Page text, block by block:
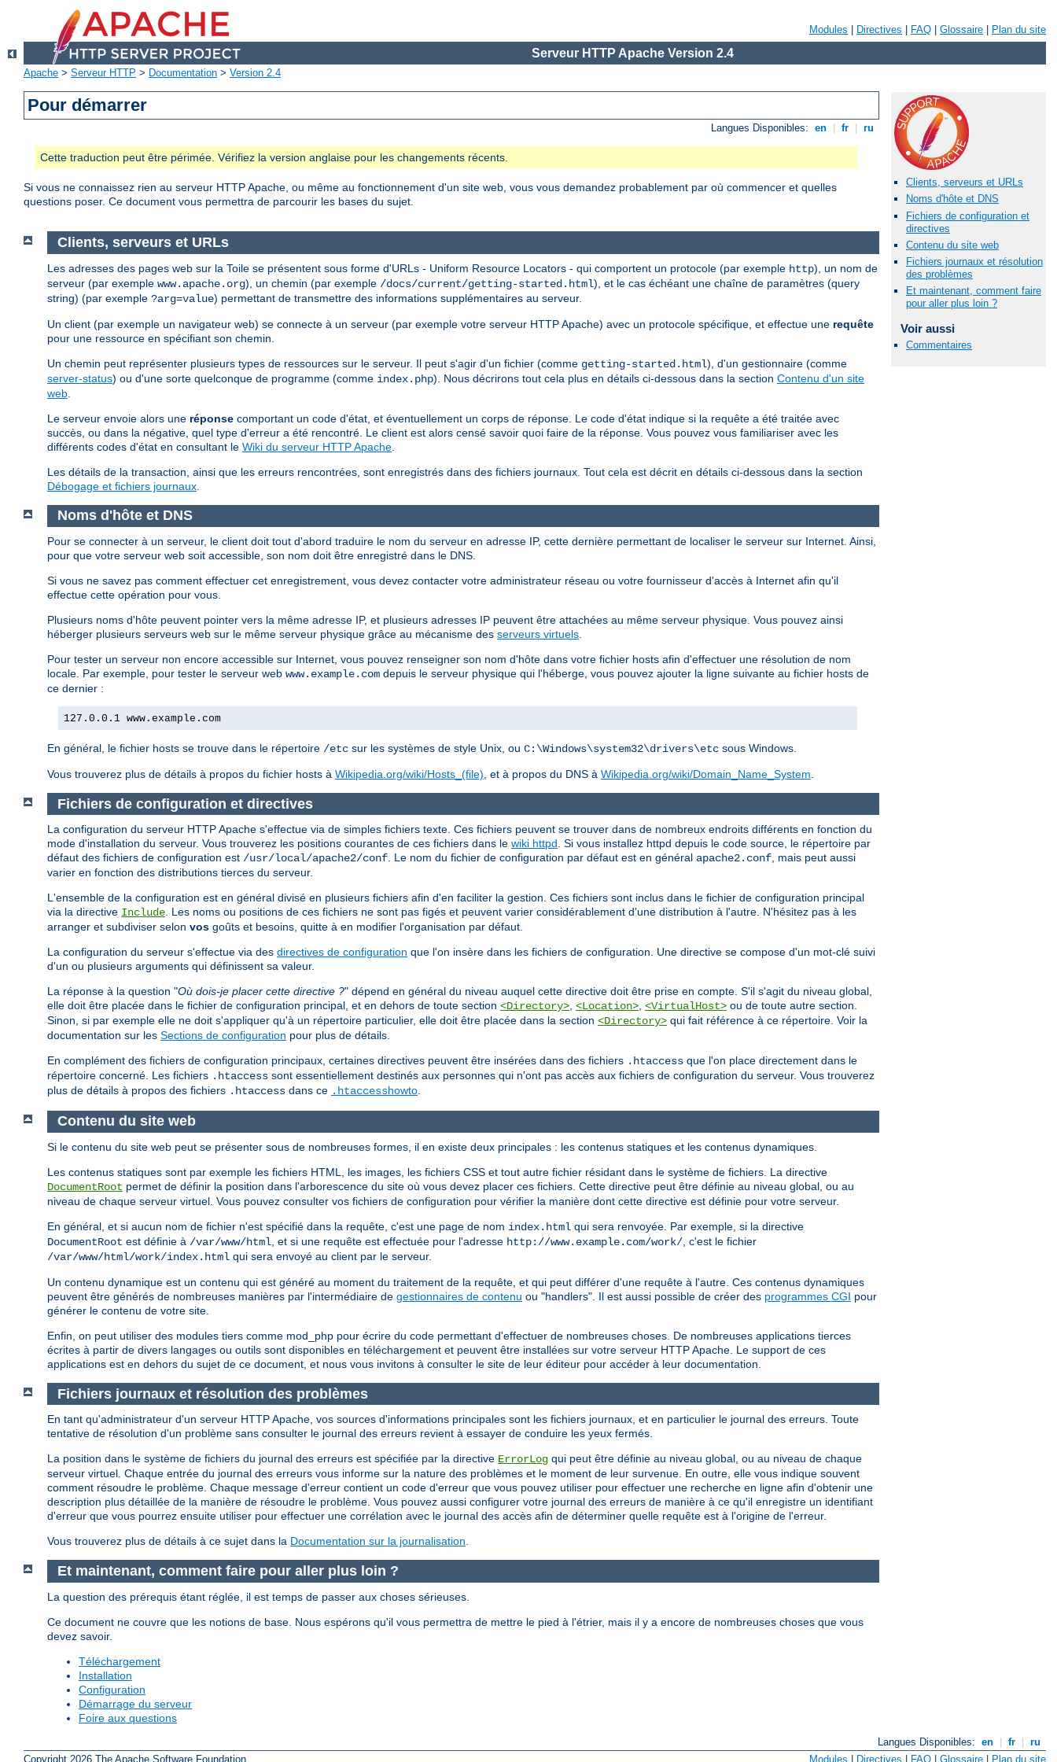
Modules Directives FAQ Glossaire Plan du site
Serveur HTTP Apache Version 2.4
Apache > Serveur HTTP > Documentation > Version 2.4
Pour démarrer
Langues Disponibles: en fr ru
Cette traduction peut être périmée. Vérifiez la version anglaise pour les changements récents.
Si vous ne connaissez rien au serveur HTTP Apache, ou même au fonctionnement d'un site web, vous vous demandez probablement par où commencer et quelles
questions poser. Ce document vous permettra de parcourir les bases du sujet.
Clients, serveurs et URLs
Noms d'hôte et DNS
Fichiers de configuration et
directives
Contenu du site web
Fichiers journaux et résolution
des problèmes
Et maintenant, comment faire
pour aller plus loin ?
Voir aussi
Commentaires
Clients, serveurs et URLs
Les adresses des pages web sur la Toile se présentent sous forme d'URLs - Uniform Resource Locators - qui comportent un protocole (par exemple http), un nom de
serveur (par exemple www.apache.org), un chemin (par exemple /docs/current/getting-started.html), et le cas échéant une chaîne de paramètres (query
string) (par exemple ?arg=value) permettant de transmettre des informations supplémentaires au serveur.
Un client (par exemple un navigateur web) se connecte à un serveur (par exemple votre serveur HTTP Apache) avec un protocole spécifique, et effectue une requête
pour une ressource en spécifiant son chemin.
Un chemin peut représenter plusieurs types de ressources sur le serveur. Il peut s'agir d'un fichier (comme getting-started.html), d'un gestionnaire (comme
server-status) ou d'une sorte quelconque de programme (comme index.php). Nous décrirons tout cela plus en détails ci-dessous dans la section Contenu d'un site
web
Le serveur envoie alors une réponse comportant un code d'état, et éventuellement un corps de réponse. Le code d'état indique si la requête a été traitée avec
succès, ou dans la négative, quel type d'erreur a été rencontré. Le client est alors censé savoir quoi faire de la réponse. Vous pouvez vous familiariser avec les
différents codes d'état en consultant le Wiki du serveur HTTP Apache
Les détails de la transaction, ainsi que les erreurs rencontrées, sont enregistrés dans des fichiers journaux. Tout cela est décrit en détails ci-dessous dans la section
Débogage et fichiers journaux
Noms d'hôte et DNS
Pour se connecter à un serveur, le client doit tout d'abord traduire le nom du serveur en adresse IP, cette dernière permettant de localiser le serveur sur Internet. Ainsi,
pour que votre serveur web soit accessible, son nom doit être enregistré dans le DNS.
Si vous ne savez pas comment effectuer cet enregistrement, vous devez contacter votre administrateur réseau ou votre fournisseur d'accès à Internet afin qu'il
effectue cette opération pour vous.
Plusieurs noms d'hôte peuvent pointer vers la même adresse IP, et plusieurs adresses IP peuvent être attachées au même serveur physique. Vous pouvez ainsi
héberger plusieurs serveurs web sur le même serveur physique grâce au mécanisme des serveurs virtuels
Pour tester un serveur non encore accessible sur Internet, vous pouvez renseigner son nom d'hôte dans votre fichier hosts afin d'effectuer une résolution de nom
locale. Par exemple, pour tester le serveur web www.example.com depuis le serveur physique qui l'héberge, vous pouvez ajouter la ligne suivante au fichier hosts de
ce dernier :
127.0.0.1 www.example.com
En général, le fichier hosts se trouve dans le répertoire /etc sur les systèmes de style Unix, ou C:\Windows\system32\drivers\etc sous Windows.
Vous trouverez plus de détails à propos du fichier hosts à Wikipedia.org/wiki/Hosts_(file) , et à propos du DNS à Wikipedia.org/wiki/Domain_Name_System
Fichiers de configuration et directives
La configuration du serveur HTTP Apache s'effectue via de simples fichiers texte. Ces fichiers peuvent se trouver dans de nombreux endroits différents en fonction du
mode d'installation du serveur. Vous trouverez les positions courantes de ces fichiers dans le wiki httpd. Si vous installez httpd depuis le code source, le répertoire par
défaut des fichiers de configuration est /usr/local/apache2/conf. Le nom du fichier de configuration par défaut est en général apache2.conf, mais peut aussi
varier en fonction des distributions tierces du serveur.
L'ensemble de la configuration est en général divisé en plusieurs fichiers afin d'en faciliter la gestion. Ces fichiers sont inclus dans le fichier de configuration principal
via la directive Include. Les noms ou positions de ces fichiers ne sont pas figés et peuvent varier considérablement d'une distribution à l'autre. N'hésitez pas à les
arranger et subdiviser selon vos goûts et besoins, quitte à en modifier l'organisation par défaut.
La configuration du serveur s'effectue via des directives de configuration que l'on insère dans les fichiers de configuration. Une directive se compose d'un mot-clé suivi
d'un ou plusieurs arguments qui définissent sa valeur.
La réponse à la question "Où dois-je placer cette directive ?" dépend en général du niveau auquel cette directive doit être prise en compte. S'il s'agit du niveau global,
elle doit être placée dans le fichier de configuration principal, et en dehors de toute section <Directory>, <Location>, <VirtualHost> ou de toute autre section.
Sinon, si par exemple elle ne doit s'appliquer qu'à un répertoire particulier, elle doit être placée dans la section <Directory> qui fait référence à ce répertoire. Voir la
documentation sur les Sections de configuration pour plus de détails.
En complément des fichiers de configuration principaux, certaines directives peuvent être insérées dans des fichiers .htaccess que l'on place directement dans le
répertoire concerné. Les fichiers .htaccess sont essentiellement destinés aux personnes qui n'ont pas accès aux fichiers de configuration du serveur. Vous trouverez
plus de détails à propos des fichiers .htaccess dans ce .htaccesshowto.
Contenu du site web
Si le contenu du site web peut se présenter sous de nombreuses formes, il en existe deux principales : les contenus statiques et les contenus dynamiques.
Les contenus statiques sont par exemple les fichiers HTML, les images, les fichiers CSS et tout autre fichier résidant dans le système de fichiers. La directive
DocumentRoot permet de définir la position dans l'arborescence du site où vous devez placer ces fichiers. Cette directive peut être définie au niveau global, ou au
niveau de chaque serveur virtuel. Vous pouvez consulter vos fichiers de configuration pour vérifier la manière dont cette directive est définie pour votre serveur.
En général, et si aucun nom de fichier n'est spécifié dans la requête, c'est une page de nom index.html qui sera renvoyée. Par exemple, si la directive
DocumentRoot est définie à /var/www/html , et si une requête est effectuée pour l'adresse http://www.example.com/work/ , c'est le fichier
/var/www/html/work/index.html qui sera envoyé au client par le serveur.
Un contenu dynamique est un contenu qui est généré au moment du traitement de la requête, et qui peut différer d'une requête à l'autre. Ces contenus dynamiques
peuvent être générés de nombreuses manières par l'intermédiaire de gestionnaires de contenu ou "handlers". Il est aussi possible de créer des programmes CGI pour
générer le contenu de votre site.
Enfin, on peut utiliser des modules tiers comme mod_php pour écrire du code permettant d'effectuer de nombreuses choses. De nombreuses applications tierces
écrites à partir de divers langages ou outils sont disponibles en téléchargement et peuvent être installées sur votre serveur HTTP Apache. Le support de ces
applications est en dehors du sujet de ce document, et nous vous invitons à consulter le site de leur éditeur pour accéder à leur documentation.
Fichiers journaux et résolution des problèmes
En tant qu'administrateur d'un serveur HTTP Apache, vos sources d'informations principales sont les fichiers journaux, et en particulier le journal des erreurs. Toute
tentative de résolution d'un problème sans consulter le journal des erreurs revient à essayer de conduire les yeux fermés.
La position dans le système de fichiers du journal des erreurs est spécifiée par la directive ErrorLog qui peut être définie au niveau global, ou au niveau de chaque
serveur virtuel. Chaque entrée du journal des erreurs vous informe sur la nature des problèmes et le moment de leur survenue. En outre, elle vous indique souvent
comment résoudre le problème. Chaque message d'erreur contient un code d'erreur que vous pouvez utiliser pour effectuer une recherche en ligne afin d'obtenir une
description plus détaillée de la manière de résoudre le problème. Vous pouvez aussi configurer votre journal des erreurs de manière à ce qu'il enregistre un identifiant
d'erreur que vous pourrez ensuite utiliser pour effectuer une corrélation avec le journal des accès afin de déterminer quelle requête est à l'origine de l'erreur.
Vous trouverez plus de détails à ce sujet dans la Documentation sur la journalisation.
Et maintenant, comment faire pour aller plus loin ?
La question des prérequis étant réglée, il est temps de passer aux choses sérieuses.
Ce document ne couvre que les notions de base. Nous espérons qu'il vous permettra de mettre le pied à l'étrier, mais il y a encore de nombreuses choses que vous
devez savoir.
Téléchargement
Installation
Configuration
Démarrage du serveur
Foire aux questions
Langues Disponibles: en | fr | ru
Copyright 2026 The Apache Software Foundation.
Modules Directives FAQ Glossaire Plan du site